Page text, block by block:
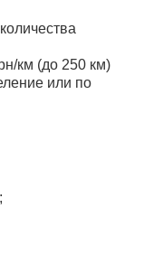
км (до 250 км)
или по